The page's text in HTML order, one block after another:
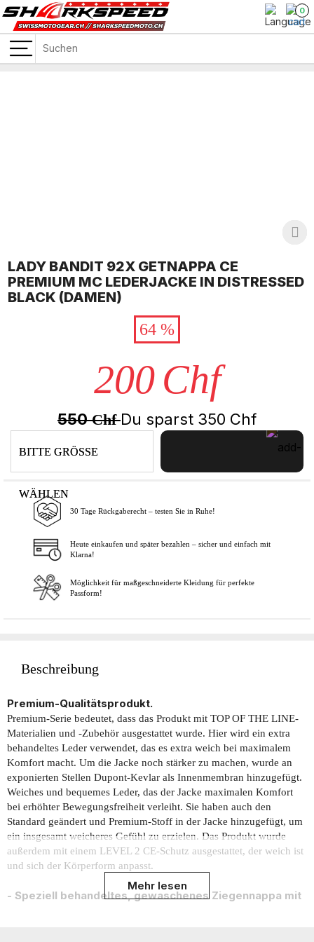
0
LADY BANDIT 92X GETNAPPA CE
PREMIUM MC LEDERJACKE IN DISTRESSED
BLACK (DAMEN)
64 %
200 Chf
550ChfDu sparst 350 Chf
BITTE GRÖSSE
WÄHLEN
In den Warenkorb
30 Tage Rückgaberecht – testen Sie in Ruhe!
Heute einkaufen und später bezahlen – sicher und einfach mit
Klarna!
Möglichkeit für maßgeschneiderte Kleidung für perfekte
Passform!
Beschreibung
Premium-Qualitätsprodukt.
Premium-Serie bedeutet, dass das Produkt mit TOP OF THE LINE-
Materialien und -Zubehör ausgestattet wurde. Hier wird ein extra
behandeltes Leder verwendet, das es extra weich bei maximalem
Komfort macht. Um die Jacke noch stärker zu machen, wurde an
exponierten Stellen Dupont-Kevlar als Innenmembran hinzugefügt.
Weiches und bequemes Leder, das der Jacke maximalen Komfort
bei erhöhter Bewegungsfreiheit verleiht. Sie haben auch den
Standard geändert und Premium-Stoff in der Jacke hinzugefügt, um
ein insgesamt weicheres Gefühl zu erzielen. Das Produkt wurde
außerdem mit einem LEVEL 2 CE-Schutz ausgestattet, der weich ist
und sich der Körperform anpasst.
- Speziell behandeltes, gewaschenes Ziegennappa mit
Mehr lesen